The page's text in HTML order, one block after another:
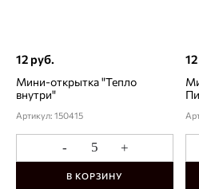
12 руб.
Мини-открытка "Тепло
внутри"
Артикул: 150415
- +
В КОРЗИНУ